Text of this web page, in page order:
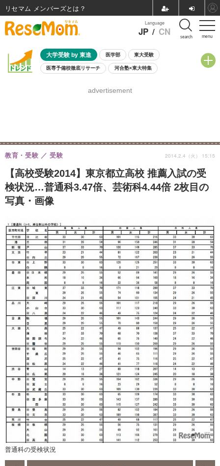
menu
Language
JP / CN search
大学受験 by 東進 医学部 東大受験
医専予備校徹底リサーチ 河合塾×東大特集
8月開催学校説明会・相談会
advertisement
【高校受験2014】東京都立高校 推薦入試の受
検状況…普通科3.47倍、芸術科4.44倍 2枚目の
写真・画像
教育・受験 受験 2014.2.4（火） 15:15
普通科の受検状況
リセマム メンバーズ